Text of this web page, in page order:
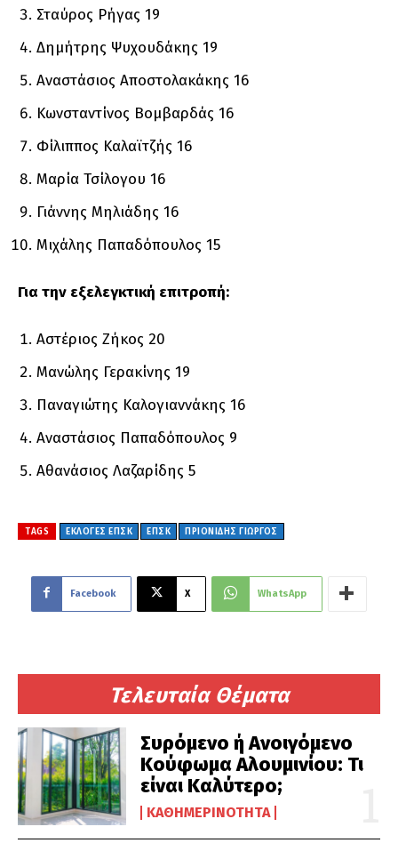
Τελευταία Θέματα
Συρόμενο ή Ανοιγόμενο
Κούφωμα Αλουμινίου: Τι
είναι Καλύτερο;
ΚΑΘΗΜΕΡΙΝΌΤΗΤΑ
Σταύρος Ρήγας 19
Δημήτρης Ψυχουδάκης 19
Αναστάσιος Αποστολακάκης 16
Κωνσταντίνος Βομβαρδάς 16
Φίλιππος Καλαϊτζής 16
Μαρία Τσίλογου 16
Γιάννης Μηλιάδης 16
Μιχάλης Παπαδόπουλος 15
Για την εξελεγκτική επιτροπή:
Αστέριος Ζήκος 20
Μανώλης Γερακίνης 19
Παναγιώτης Καλογιαννάκης 16
Αναστάσιος Παπαδόπουλος 9
Αθανάσιος Λαζαρίδης 5
TAGS ΕΚΛΟΓΕΣ ΕΠΣΚ ΕΠΣΚ ΠΡΙΟΝΙΔΗΣ ΓΙΩΡΓΟΣ
Facebook X WhatsApp